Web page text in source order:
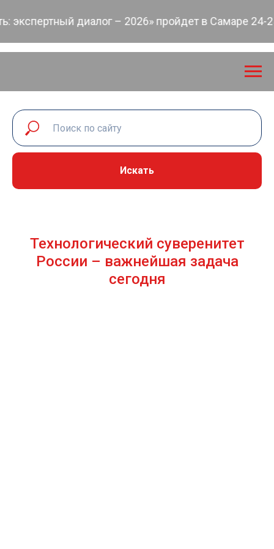
диалог – 2026» пройдет в Самаре 24-25
Искать
Технологический суверенитет
России – важнейшая задача
сегодня